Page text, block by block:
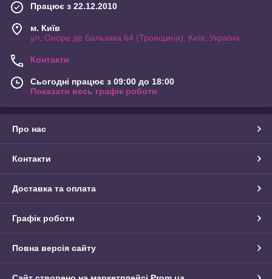
Працює з 22.12.2010
м. Київ
ул. Оноре де Бальзака 64 (Троещина), Київ, Україна
Контакти
Сьогодні працює з 09:00 до 18:00
Показати весь графік роботи
Про нас
Контакти
Доставка та оплата
Графік роботи
Повна версія сайту